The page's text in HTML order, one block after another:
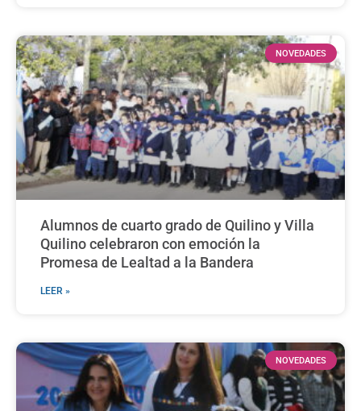
NOVEDADES
Alumnos de cuarto grado de Quilino y Villa
Quilino celebraron con emoción la
Promesa de Lealtad a la Bandera
LEER »
NOVEDADES